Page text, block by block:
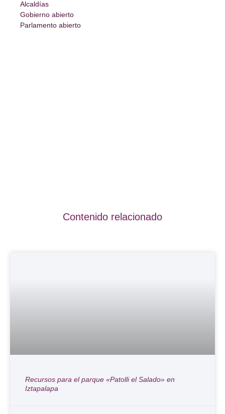
Alcaldías
Gobierno abierto
Parlamento abierto
Contenido relacionado
Recursos para el parque «Patolli el Salado» en
Iztapalapa